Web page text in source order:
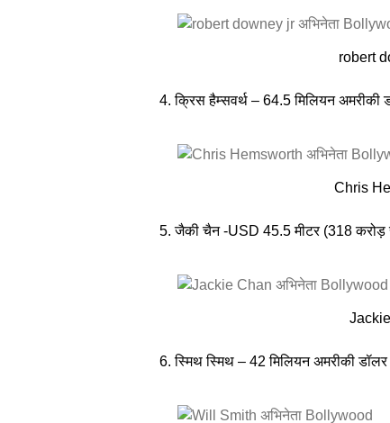
robert
4. क्रिस हैम्सवर्थ – 64.5 मिलियन
Chris
5. जैकी चैन -USD 45.5 मीटर (318 करोड़
6. स्मिथ स्मिथ – 42 मिलियन अमरीकी